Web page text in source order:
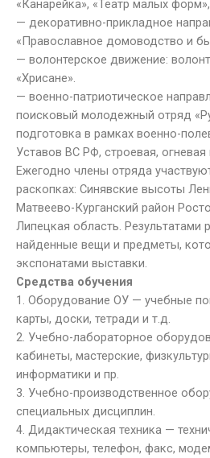
«Канарейка», «Театр малых форм»,
— декоративно-прикладное
«Православное домоводство и
— волонтерское движение:
«Хрисане».
— военно-патриотическое
поисковый молодежный отряд
подготовка в рамках военно-
Уставов ВС РФ, строевая,
Ежегодно члены отряда
раскопках: Синявские высоты
Матвеево-Курганский район
Липецкая область. Результатами
найденные вещи и предметы,
экспонатами выставки.
Средства обучения
1. Оборудование ОУ — учебные
карты, доски, тетради и т.д.
2. Учебно-лабораторное
кабинеты, мастерские,
информатики и пр.
3. Учебно-производственное
специальных дисциплин.
4. Дидактическая техника —
компьютеры, телефон, факс,